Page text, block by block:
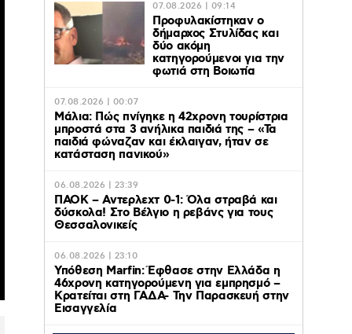
07.08.2026 | 09:14
Προφυλακίστηκαν ο
δήμαρχος Στυλίδας και
δύο ακόμη
κατηγορούμενοι για την
φωτιά στη Βοιωτία
07.08.2026 | 00:07
Μάλια: Πώς πνίγηκε η 42χρονη τουρίστρια
μπροστά στα 3 ανήλικα παιδιά της – «Τα
παιδιά φώναζαν και έκλαιγαν, ήταν σε
κατάσταση πανικού»
06.08.2026 | 23:39
ΠΑΟΚ – Αντερλεχτ 0-1: Όλα στραβά και
δύσκολα! Στο Βέλγιο η ρεβάνς για τους
Θεσσαλονικείς
06.08.2026 | 23:10
Υπόθεση Marfin: Έφθασε στην Ελλάδα η
46χρονη κατηγορούμενη για εμπρησμό –
Κρατείται στη ΓΑΔΑ- Την Παρασκευή στην
Εισαγγελία